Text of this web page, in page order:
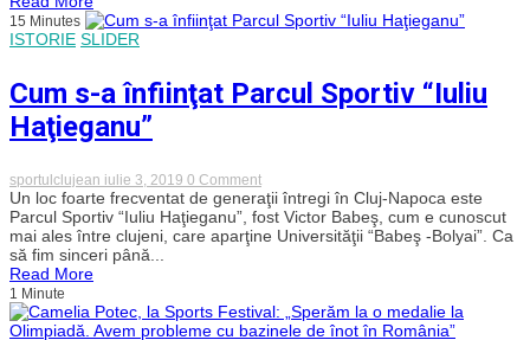
a
scaunul
în
lună
de
arest
preventiv
15 Minutes
ISTORIE SLIDER
Cum s-a înfiinţat Parcul Sportiv “Iuliu
Haţieganu”
sportulclujean iulie 3, 2019 0 Commenton
Cum
s-
a
înfiinţat
Haţieganu”
Un loc foarte frecventat de generaţii întregi în Cluj-Napoca este
Parcul Sportiv “Iuliu Haţieganu”, fost Victor Babeş, cum e cunoscut
mai ales între clujeni, care aparţine Universităţii “Babeş -Bolyai”. Ca
să fim sinceri până...
Read More
1 Minute